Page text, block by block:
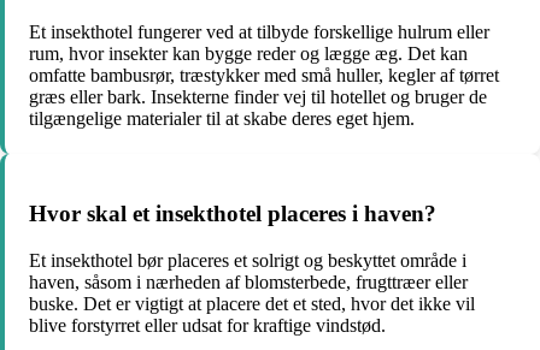
Et insekthotel fungerer ved at tilbyde forskellige hulrum eller
rum, hvor insekter kan bygge reder og lægge æg. Det kan
omfatte bambusrør, træstykker med små huller, kegler af tørret
græs eller bark. Insekterne finder vej til hotellet og bruger de
tilgængelige materialer til at skabe deres eget hjem.
Hvor skal et insekthotel placeres i haven?
Et insekthotel bør placeres et solrigt og beskyttet område i
haven, såsom i nærheden af blomsterbede, frugttræer eller
buske. Det er vigtigt at placere det et sted, hvor det ikke vil
blive forstyrret eller udsat for kraftige vindstød.